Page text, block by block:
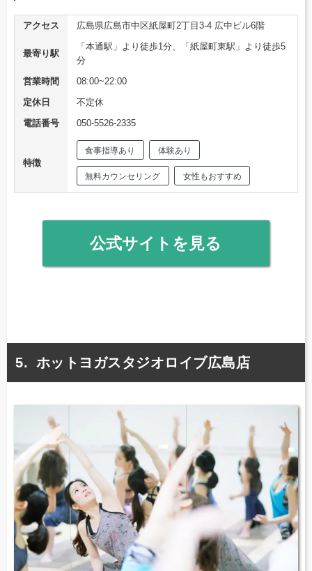
アクセス 広島県広島市中区紙屋町2丁目3-4 広中ビル6階
最寄り駅
「本通駅」より徒歩1分、「紙屋町東駅」より徒歩5
分
営業時間
08:00~22:00
定休日
不定休
電話番号
050-5526-2335
特徴
食事指導あり 体験あり
無料カウンセリング 女性もおすすめ
公式サイトを見る
ホットヨガスタジオロイブ広島店